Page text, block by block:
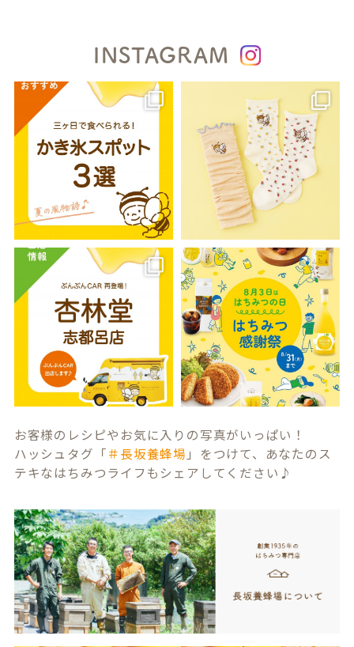
INSTAGRAM
お客様のレシピやお気に入りの写真がいっぱい！
ハッシュタグ「＃長坂養蜂場 」をつけて、あなたのス
テキなはちみつライフもシェアしてください♪